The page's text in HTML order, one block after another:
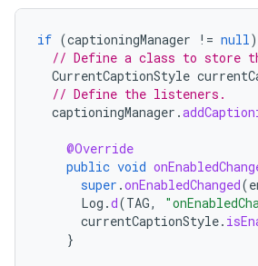
if (captioningManager != null)
// Define a class to store
CurrentCaptionStyle
// Define the listeners.
captioningManager .
@Override
public void
super .onEnabledChanged(
Log .d(TAG,
currentCaptionStyle.
}